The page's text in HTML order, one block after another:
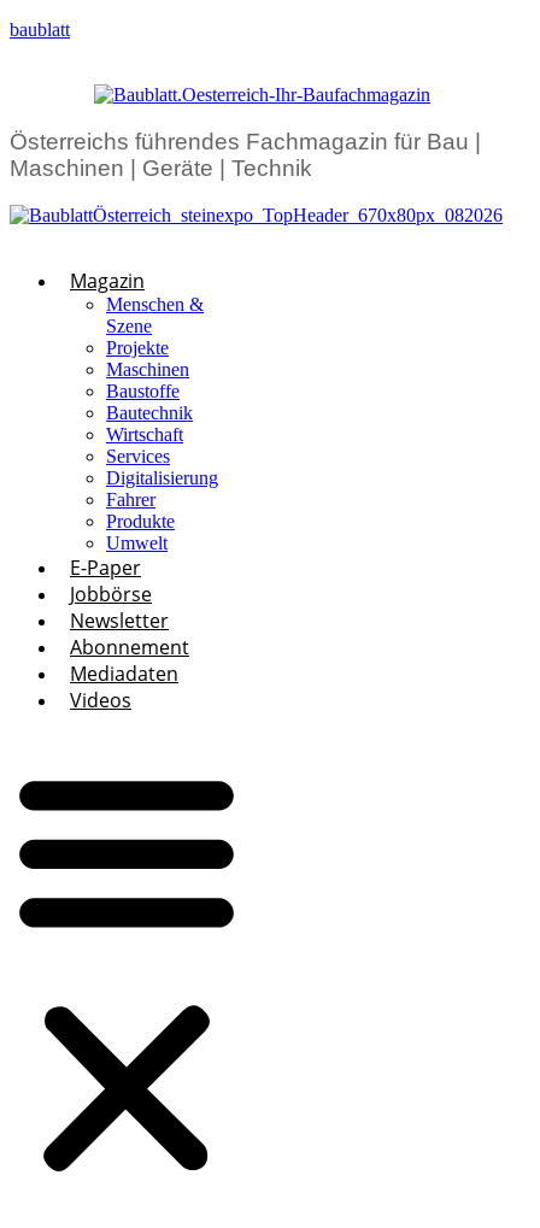
baublatt
Österreichs führendes Fachmagazin für Bau |
Maschinen | Geräte | Technik
Magazin
Menschen &
Szene
Projekte
Maschinen
Baustoffe
Bautechnik
Wirtschaft
Services
Digitalisierung
Fahrer
Produkte
Umwelt
E-Paper
Jobbörse
Newsletter
Abonnement
Mediadaten
Videos